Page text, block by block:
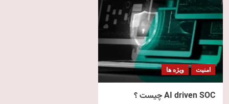
امنیت ویژه ها
AI driven SOC چیست ؟